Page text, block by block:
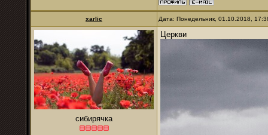
xarlic Дата: Понедельник, 01.10.2018,
сибирячка
Церкви